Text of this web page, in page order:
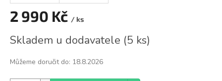
2 990 Kč / ks
cena:
Skladem u dodavatele (5 ks)
Můžeme doručit do: 18.8.2026